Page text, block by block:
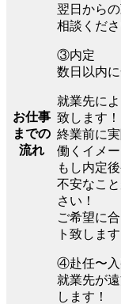
お仕事
までの
流れ
翌日から
相談くだ
③内定
数日以内
就業先に
致します！
終業前に
働くイメ
もし内定
不安なこ
さい！
ご希望に
ト致します
④赴任〜入
就業先が
します！